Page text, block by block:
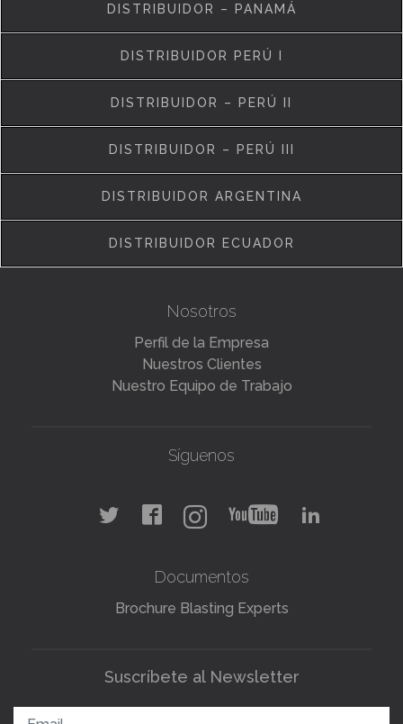
DISTRIBUIDOR – PANAMÁ
DISTRIBUIDOR PERÚ I
DISTRIBUIDOR – PERÚ II
DISTRIBUIDOR – PERÚ III
DISTRIBUIDOR ARGENTINA
DISTRIBUIDOR ECUADOR
Nosotros
Perfil de la Empresa
Nuestros Clientes
Nuestro Equipo de Trabajo
Síguenos
Documentos
Brochure Blasting Experts
Suscríbete al Newsletter